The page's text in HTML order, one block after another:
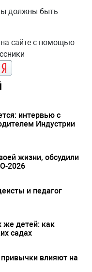
должны быть
сайте с помощью
интервью с
Индустрии
жизни, обсудили
2026
и педагог
же детей: как
садах
влияют на